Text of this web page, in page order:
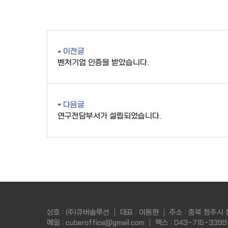
이전글
벤처기업 인증을 받았습니다.
다음글
연구전담부서가 설립되었습니다.
상호 : (주)큐버솔루션 대표 : 이동현
주소 : 충북 청주시
메일 : cuberoffice@gmail.com
팩스 : 043-715-3399